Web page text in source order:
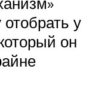
у
он